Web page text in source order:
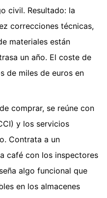
civil. Resultado: la
correcciones técnicas,
materiales están
un año. El coste de
de miles de euros en
comprar, se reúne con
y los servicios
Contrata a un
café con los inspectores
algo funcional que
en los almacenes